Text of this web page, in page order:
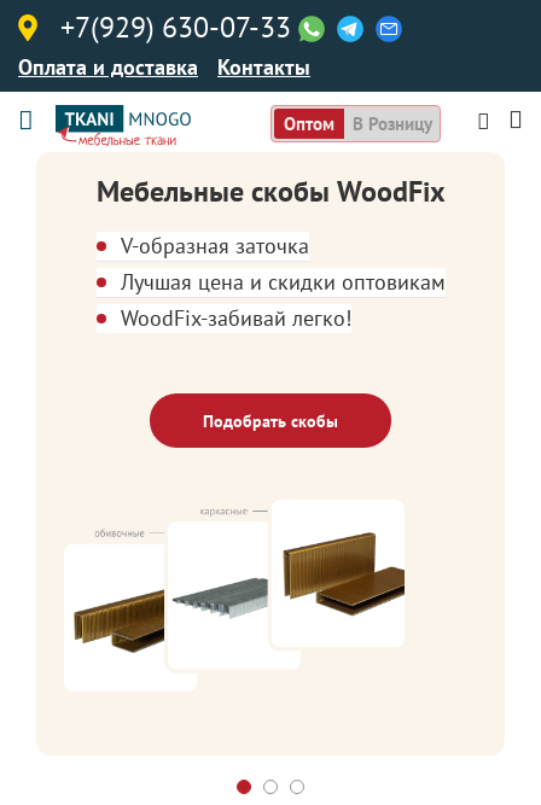
+7(929) 630-07-33
Оплата и доставка Контакты
Оптом В Розницу
Мебельные скобы WoodFix
V-образная заточка
Лучшая цена и скидки оптовикам
WoodFix-забивай легко!
Подобрать скобы